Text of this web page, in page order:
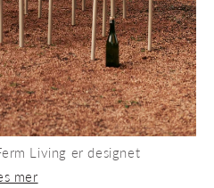
Living er designet
mer